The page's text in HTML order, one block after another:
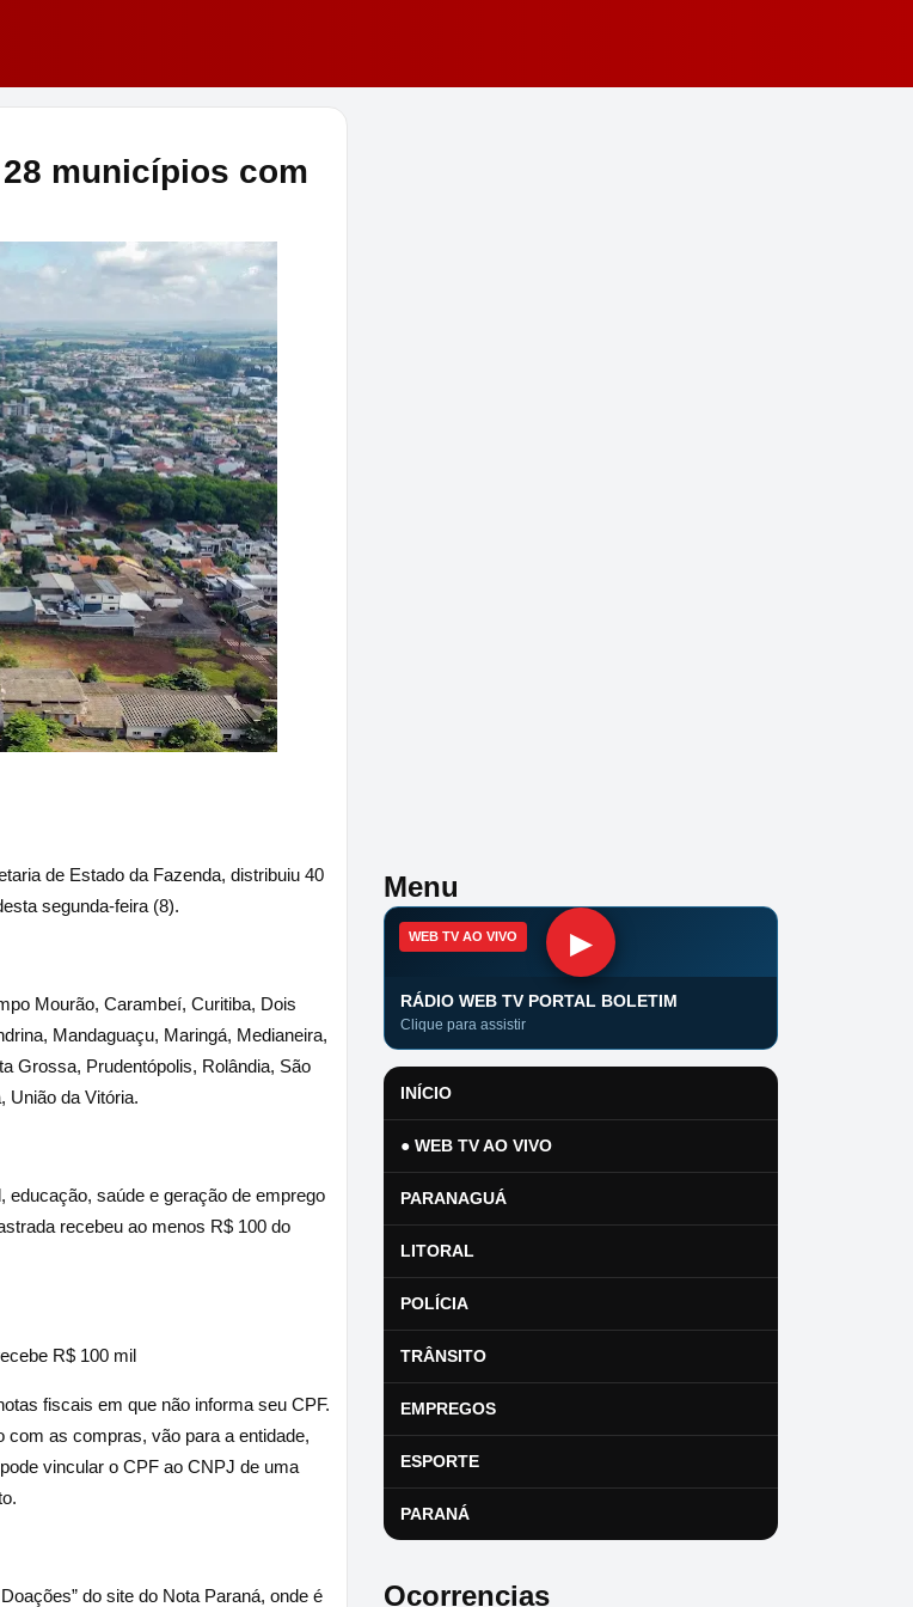
municípios com
de Estado da Fazenda, distribuiu 40
segunda-feira (8).
Mourão, Carambeí, Curitiba, Dois
Mandaguaçu, Maringá, Medianeira,
Grossa, Prudentópolis, Rolândia, São
União da Vitória.
saúde e geração de emprego
recebeu ao menos R$ 100 do
R$ 100 mil
fiscais em que não informa seu CPF.
as compras, vão para a entidade,
vincular o CPF ao CNPJ de uma
do site do Nota Paraná, onde é
Menu
▶
WEB TV AO VIVO
RÁDIO WEB TV PORTAL BOLETIM
Clique para assistir
INÍCIO
● WEB TV AO VIVO
PARANAGUÁ
LITORAL
POLÍCIA
TRÂNSITO
EMPREGOS
ESPORTE
PARANÁ
Ocorrencias